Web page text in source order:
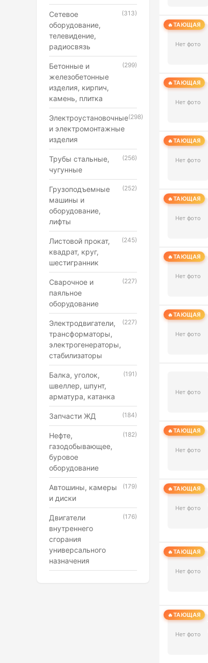
Сетевое
оборудование,
телевидение,
радиосвязь
(313)
Бетонные и
железобетонные
изделия, кирпич,
камень, плитка
(299)
Электроустановочные
и электромонтажные
изделия
(298)
Трубы стальные,
чугунные
(256)
Грузоподъемные
машины и
оборудование,
лифты
(252)
Листовой прокат,
квадрат, круг,
шестигранник
(245)
Сварочное и
паяльное
оборудование
(227)
Электродвигатели,
трансформаторы,
электрогенераторы,
стабилизаторы
(227)
Балка, уголок,
швеллер, шпунт,
арматура, катанка
(191)
Запчасти ЖД (184)
Нефте,
газодобывающее,
буровое
оборудование
(182)
Автошины, камеры
и диски
(179)
Двигатели
внутреннего
сгорания
универсального
назначения
(176)
ТАЮЩАЯ
Нет фото
ТАЮЩАЯ
Нет фото
ТАЮЩАЯ
Нет фото
ТАЮЩАЯ
Нет фото
ТАЮЩАЯ
Нет фото
ТАЮЩАЯ
Нет фото
Нет фото
ТАЮЩАЯ
Нет фото
ТАЮЩАЯ
Нет фото
ТАЮЩАЯ
Нет фото
ТАЮЩАЯ
Нет фото